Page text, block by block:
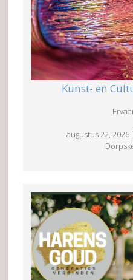
Kunst- en
augustus 22, 2026